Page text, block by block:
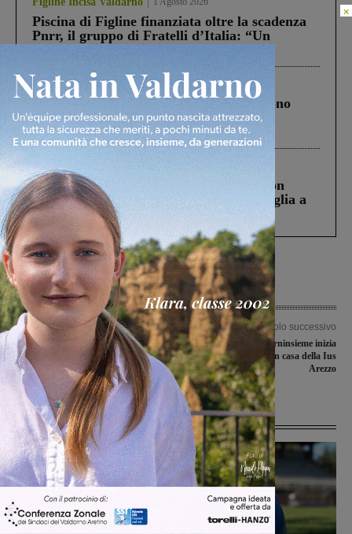
Piscina di Figline finanziata oltre la scadenza
Pnrr, il gruppo di Fratelli d’Italia: “Un
Cronaca 4 Agosto 2026
Un anno fa la strage in A1 in cui morirono
Gianni, Giulia e Franco. Lo schianto, il
processo, lo stop ai sorpassi fra tir....
Cronaca 3 Agosto 2026
Scomparso da una struttura di Castiglion
Fiorentino l’uomo che aveva ucciso la figlia a
Levane nel 2020
Articolo precedente
Fanno razzia di bagagli negli
aeroporti di Bologna e Firenze, poi
fuggono in A1: catturati in Valdarno
Articolo successivo
Il Piandiscò Valdarninsieme inizia
l’anno vincendo in casa della Ius
Arezzo
Ultime Notizie
×